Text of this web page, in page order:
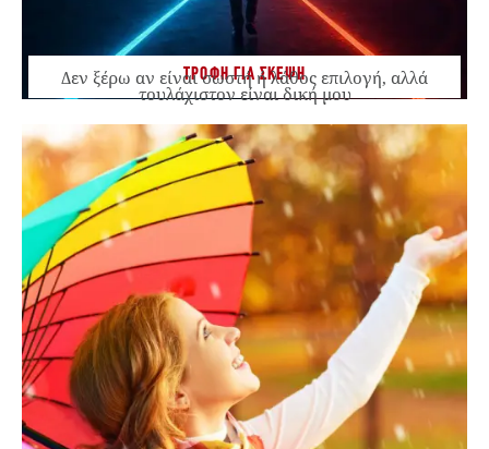
ΤΡΟΦΗ ΓΙΑ ΣΚΕΨΗ
Δεν ξέρω αν είναι σωστή ή λάθος επιλογή, αλλά
τουλάχιστον είναι δική μου